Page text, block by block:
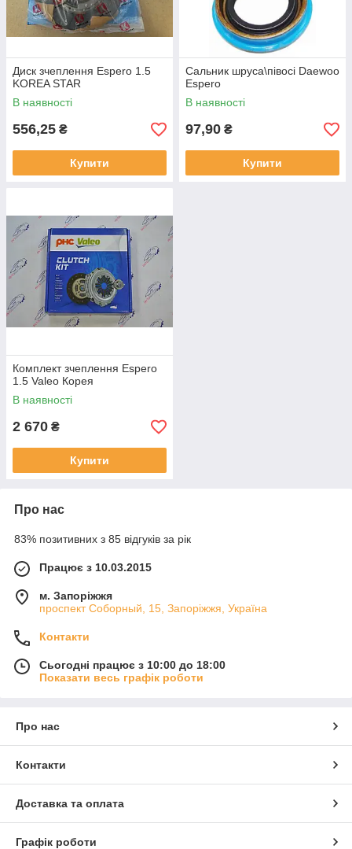
Диск зчеплення Espero 1.5
KOREA STAR
В наявності
556,25 ₴
Купити
Сальник шруса\півосі Daewoo
Espero
В наявності
97,90 ₴
Купити
Комплект зчеплення Espero
1.5 Valeo Корея
В наявності
2 670 ₴
Купити
Про нас
83% позитивних з 85 відгуків за рік
Працює з 10.03.2015
м. Запоріжжя
проспект Соборный, 15, Запоріжжя, Україна
Контакти
Сьогодні працює з 10:00 до 18:00
Показати весь графік роботи
Про нас
Контакти
Доставка та оплата
Графік роботи